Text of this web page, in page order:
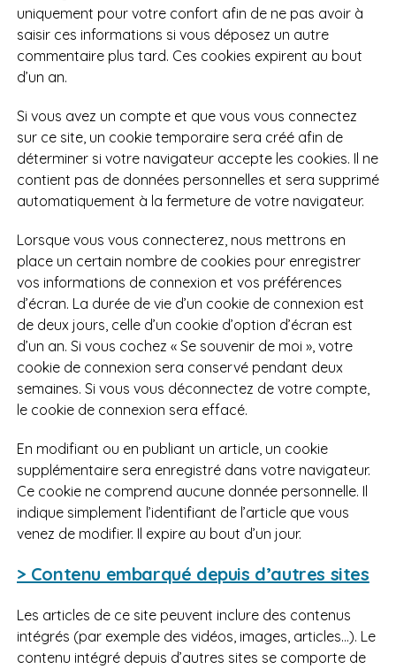
uniquement pour votre confort afin de ne pas avoir à
saisir ces informations si vous déposez un autre
commentaire plus tard. Ces cookies expirent au bout
d’un an.
Si vous avez un compte et que vous vous connectez
sur ce site, un cookie temporaire sera créé afin de
déterminer si votre navigateur accepte les cookies. Il ne
contient pas de données personnelles et sera supprimé
automatiquement à la fermeture de votre navigateur.
Lorsque vous vous connecterez, nous mettrons en
place un certain nombre de cookies pour enregistrer
vos informations de connexion et vos préférences
d’écran. La durée de vie d’un cookie de connexion est
de deux jours, celle d’un cookie d’option d’écran est
d’un an. Si vous cochez « Se souvenir de moi », votre
cookie de connexion sera conservé pendant deux
semaines. Si vous vous déconnectez de votre compte,
le cookie de connexion sera effacé.
En modifiant ou en publiant un article, un cookie
supplémentaire sera enregistré dans votre navigateur.
Ce cookie ne comprend aucune donnée personnelle. Il
indique simplement l’identifiant de l’article que vous
venez de modifier. Il expire au bout d’un jour.
> Contenu embarqué depuis d’autres sites
Les articles de ce site peuvent inclure des contenus
intégrés (par exemple des vidéos, images, articles…). Le
contenu intégré depuis d’autres sites se comporte de